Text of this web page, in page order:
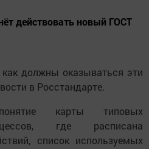
действовать новый ГОСТ
должны оказываться эти
в Росстандарте.
карты типовых
где расписана
список используемых